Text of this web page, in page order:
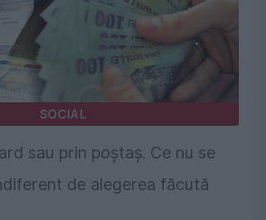
SOCIAL
sau prin poștaș. Ce nu se
de alegerea făcută